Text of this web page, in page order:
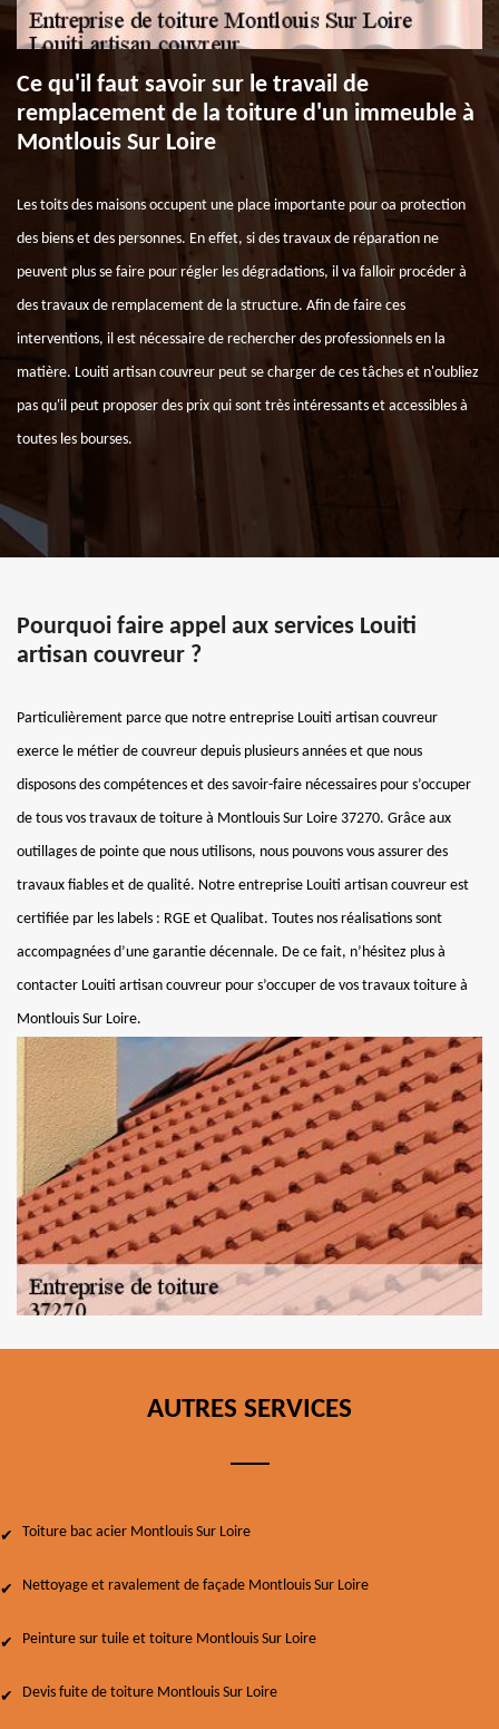
Ce qu'il faut savoir sur le travail de
remplacement de la toiture d'un immeuble à
Montlouis Sur Loire
Les toits des maisons occupent une place importante pour oa protection
des biens et des personnes. En effet, si des travaux de réparation ne
peuvent plus se faire pour régler les dégradations, il va falloir procéder à
des travaux de remplacement de la structure. Afin de faire ces
interventions, il est nécessaire de rechercher des professionnels en la
matière. Louiti artisan couvreur peut se charger de ces tâches et n'oubliez
pas qu'il peut proposer des prix qui sont très intéressants et accessibles à
toutes les bourses.
Pourquoi faire appel aux services Louiti
artisan couvreur ?
Particulièrement parce que notre entreprise Louiti artisan couvreur
exerce le métier de couvreur depuis plusieurs années et que nous
disposons des compétences et des savoir-faire nécessaires pour s’occuper
de tous vos travaux de toiture à Montlouis Sur Loire 37270. Grâce aux
outillages de pointe que nous utilisons, nous pouvons vous assurer des
travaux fiables et de qualité. Notre entreprise Louiti artisan couvreur est
certifiée par les labels : RGE et Qualibat. Toutes nos réalisations sont
accompagnées d’une garantie décennale. De ce fait, n’hésitez plus à
contacter Louiti artisan couvreur pour s’occuper de vos travaux toiture à
Montlouis Sur Loire.
AUTRES SERVICES
Toiture bac acier Montlouis Sur Loire
Nettoyage et ravalement de façade Montlouis Sur Loire
Peinture sur tuile et toiture Montlouis Sur Loire
Devis fuite de toiture Montlouis Sur Loire